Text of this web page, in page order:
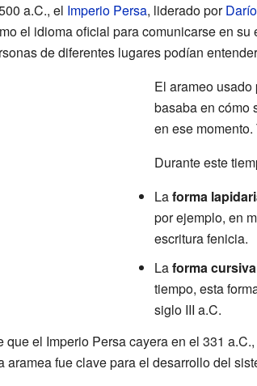
a.C., el Imperio Persa, liderado por
el idioma oficial para comunicarse en
de diferentes lugares podían
El arameo
basaba en cómo
en ese
Durante este
Laforma
por ejemplo, en
escritura fenicia.
Laforma cursiva
tiempo, esta
siglo III a.C.
que el Imperio Persa cayera en el 331
aramea fue clave para el desarrollo del